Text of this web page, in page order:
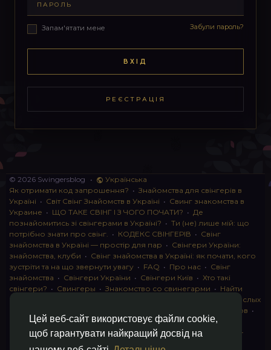
Цей веб-сайт використовує файли cookie,
щоб гарантувати найкращий досвід на
ПАРОЛЬ
Запам'ятати мене Забули пароль?
ВХІД
РЕЄСТРАЦІЯ
© 2026 Swingersblog •
Українська
Як отримати код запрошення? • Знайомства для свінгерів в
Україні • Світ Свінг Знайомств в Україні • Свинг знакомства в
Украине • ЩО ТАКЕ СВІНГ І З ЧОГО ПОЧАТИ? • Де
познайомитись зі свінгерами в Україні? • Ти (не) лише мій: що
потрібно знати про свінг. • КОДЕКС СВІНГЕРІВ • Свінг
знайомства в Україні — простір для пар • Свінгери України:
знайомства, клуби • Свінг знайомства в Україні: як почати, кого
зустріти та на що звернути увагу • FAQ • Про нас • Свінг
знайомства • Свінгери України • Свінгери Київ • Хто такі
свінгери? • Свингеры • Знакомство со свинегарми • Найти
instagram для взрослых
Клуб свингеров •
Конфіденційність• Правила• Партнерська програма
Свингеры •Свинг-пати•О свингерах откровенно
Свинг-
клуб: что это и как работает